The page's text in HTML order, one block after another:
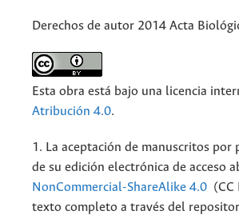
Derechos de autor 2014 Acta
Esta obra está bajo una licencia
Atribución 4.0.
1. La aceptación de manuscritos
de su edición electrónica de acceso
NonCommercial-ShareAlike 4.0 (CC
texto completo a través del